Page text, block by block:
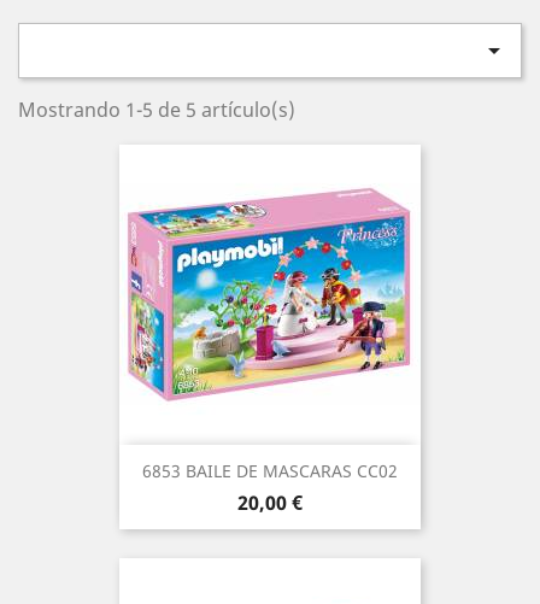

Mostrando 1-5 de 5 artículo(s)
6853 BAILE DE MASCARAS CC02
Precio
20,00 €